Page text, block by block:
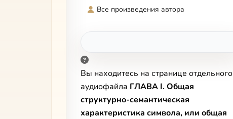
Все произведения автора
Вы находитесь на странице отдельного
аудиофайла ГЛАВА I. Общая
структурно-семантическая
характеристика символа, или общая